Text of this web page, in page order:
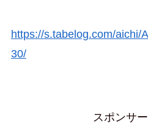
https://s.tabelog.com/aichi/
30/
スポンサ